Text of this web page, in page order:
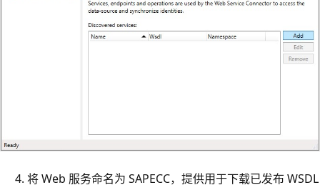
将 Web 服务命名为 SAPECC，提供用于下载已发布 WSDL